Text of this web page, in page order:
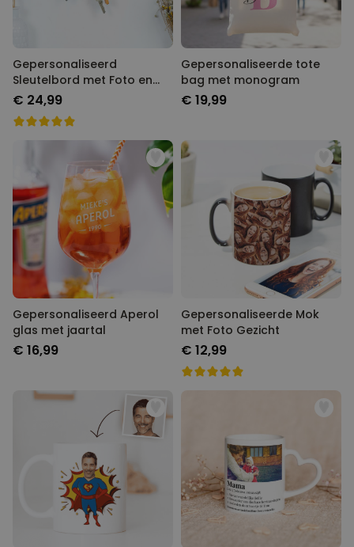
Gepersonaliseerd
Sleutelbord met Foto en
Tekst
€ 24,99
Gepersonaliseerde tote
bag met monogram
€ 19,99
Gepersonaliseerd Aperol
glas met jaartal
€ 16,99
Gepersonaliseerde Mok
met Foto Gezicht
€ 12,99